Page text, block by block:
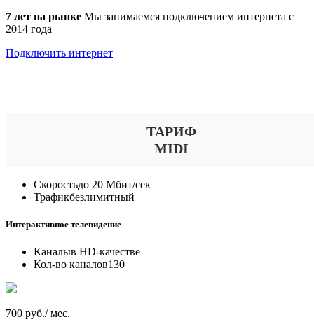
7 лет на рынке Мы занимаемся подключением интернета с
2014 года
Подключить интернет
ТАРИФ
MIDI
Скоростьдо 20 Мбит/сек
Трафикбезлимитный
Интерактивное телевидение
Каналыв HD-качестве
Кол-во каналов130
700 руб./ мес.